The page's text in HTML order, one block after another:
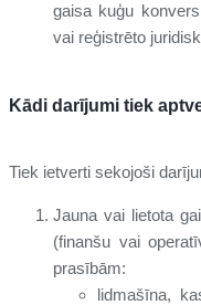
gaisa kuģu
vai reģistrēto
Kādi darījumi tiek
Tiek ietverti sekojoši
Jauna vai lietota
(finanšu vai
prasībām:
lidmašīna,